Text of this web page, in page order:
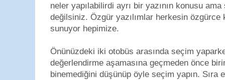
neler yapılabilirdi ayrı bir yazının konusu
değilsiniz. Özgür yazılımlar herkesin
sunuyor hepimize.
Önünüzdeki iki otobüs arasında seçim
değerlendirme aşamasına geçmeden önce
binemediğini düşünüp öyle seçim yapın. Sıra